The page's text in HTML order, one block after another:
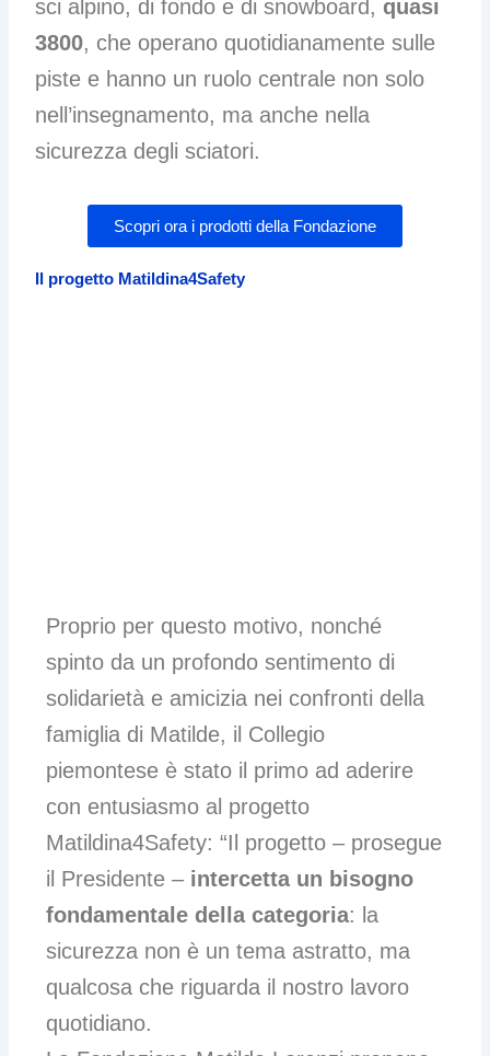
sci alpino, di fondo e di snowboard, quasi
3800, che operano quotidianamente sulle
piste e hanno un ruolo centrale non solo
nell’insegnamento, ma anche nella
sicurezza degli sciatori.
Scopri ora i prodotti della Fondazione
Il progetto Matildina4Safety
Proprio per questo motivo, nonché
spinto da un profondo sentimento di
solidarietà e amicizia nei confronti della
famiglia di Matilde, il Collegio
piemontese è stato il primo ad aderire
con entusiasmo al progetto
Matildina4Safety: “Il progetto – prosegue
il Presidente – intercetta un bisogno
fondamentale della categoria: la
sicurezza non è un tema astratto, ma
qualcosa che riguarda il nostro lavoro
quotidiano.